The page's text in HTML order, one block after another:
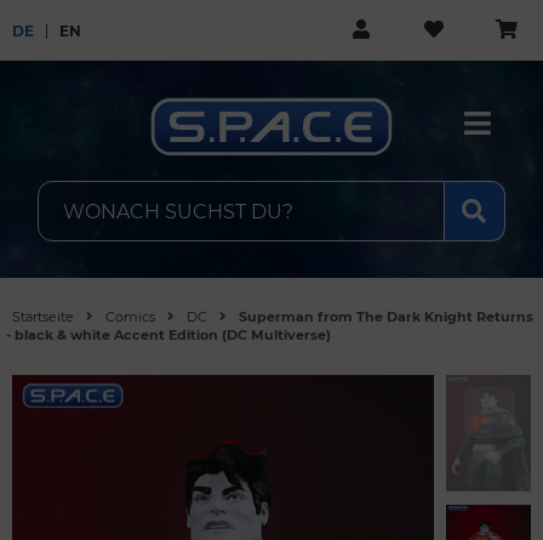
DE EN
Startseite Comics DC
Superman from The Dark Knight Returns
- black & white Accent Edition (DC Multiverse)